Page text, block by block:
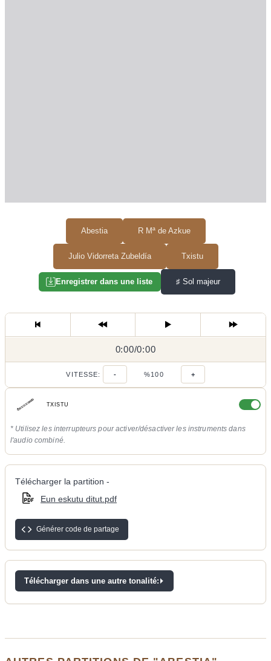
Abestia R Mª de Azkue
Julio Vidorreta Zubeldía Txistu
Enregistrer dans une liste ♯ Sol majeur
0:00/
0:00/0:00
VITESSE: - %100 +
TXISTU
* Utilisez les interrupteurs pour activer/désactiver les instruments dans
l'audio combiné.
Télécharger la partition -
Eun eskutu ditut.pdf
Générer code de partage
Télécharger dans une autre tonalité: